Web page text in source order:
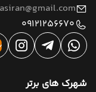
09121256670
شهرک های برتر